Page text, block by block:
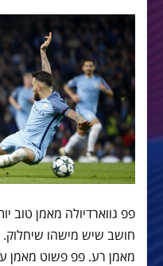
פפ גווארדיולה מאמן טוב
חושב שיש מישהו שיחלוק.
מאמן רע. פפ פשוט מאמן